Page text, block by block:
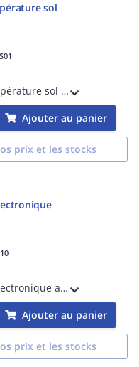
sol
Sonde de température sol pour thermostats RTI2, T10, TK10, et TD10
Ajouter au panier
prix et les stocks
Thermostat électronique avec écran digital
Ajouter au panier
prix et les stocks